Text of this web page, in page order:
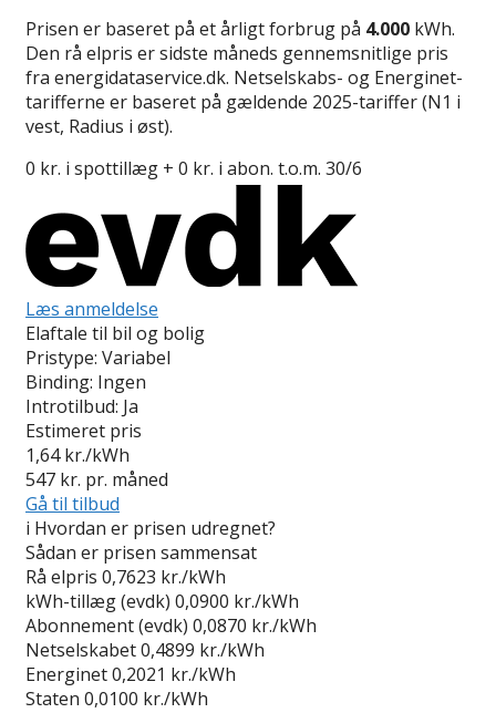
Prisen er baseret på et årligt forbrug på 4.000 kWh.
Den rå elpris er sidste måneds gennemsnitlige pris
fra energidataservice.dk. Netselskabs- og Energinet-
tarifferne er baseret på gældende 2025-tariffer (N1 i
vest, Radius i øst).
0 kr. i spottillæg + 0 kr. i abon. t.o.m. 30/6
Læs anmeldelse
Elaftale til bil og bolig
Pristype: Variabel
Binding: Ingen
Introtilbud: Ja
Estimeret pris
1,64 kr./kWh
547 kr. pr. måned
Gå til tilbud
i Hvordan er prisen udregnet?
Sådan er prisen sammensat
Rå elpris 0,7623 kr./kWh
kWh-tillæg (evdk) 0,0900 kr./kWh
Abonnement (evdk) 0,0870 kr./kWh
Netselskabet0,4899 kr./kWh
Energinet0,2021 kr./kWh
Staten 0,0100 kr./kWh